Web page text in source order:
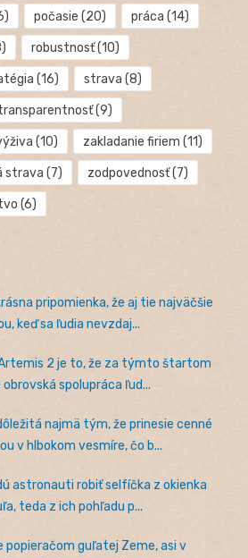
počasie (20) práca (14)
robustnosť(10)
(16) strava (8)
(9)
(10) zakladanie firiem (11)
strava (7) zodpovednosť(7)
(6)
pripomienka, že aj tie najväčšie
keď sa ľudia nevzdaj...
Artemis 2 je to, že za týmto štartom
spolupráca ľud...
najmä tým, že prinesie cenné
v hlbokom vesmíre, čo b...
astronauti robiť selfíčka z okienka
teda z ich pohľadu p...
popieračom guľatej Zeme, asi v